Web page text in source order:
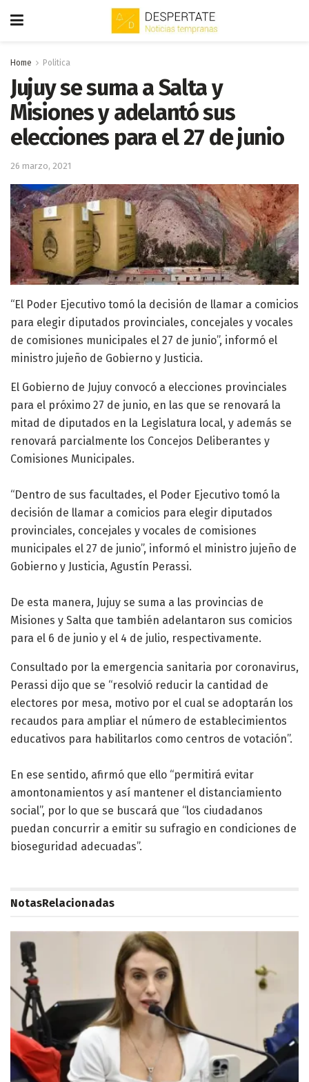
Home Politica
Jujuy se suma a Salta y
Misiones y adelantó sus
elecciones para el 27 de junio
26 marzo, 2021
“El Poder Ejecutivo tomó la decisión de llamar a comicios
para elegir diputados provinciales, concejales y vocales
de comisiones municipales el 27 de junio”, informó el
ministro jujeño de Gobierno y Justicia.
El Gobierno de Jujuy convocó a elecciones provinciales
para el próximo 27 de junio, en las que se renovará la
mitad de diputados en la Legislatura local, y además se
renovará parcialmente los Concejos Deliberantes y
Comisiones Municipales.
“Dentro de sus facultades, el Poder Ejecutivo tomó la
decisión de llamar a comicios para elegir diputados
provinciales, concejales y vocales de comisiones
municipales el 27 de junio”, informó el ministro jujeño de
Gobierno y Justicia, Agustín Perassi.
De esta manera, Jujuy se suma a las provincias de
Misiones y Salta que también adelantaron sus comicios
para el 6 de junio y el 4 de julio, respectivamente.
Consultado por la emergencia sanitaria por coronavirus,
Perassi dijo que se “resolvió reducir la cantidad de
electores por mesa, motivo por el cual se adoptarán los
recaudos para ampliar el número de establecimientos
educativos para habilitarlos como centros de votación”.
En ese sentido, afirmó que ello “permitirá evitar
amontonamientos y así mantener el distanciamiento
social”, por lo que se buscará que “los ciudadanos
puedan concurrir a emitir su sufragio en condiciones de
bioseguridad adecuadas”.
NotasRelacionadas